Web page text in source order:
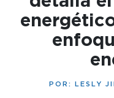
POR: LESLY